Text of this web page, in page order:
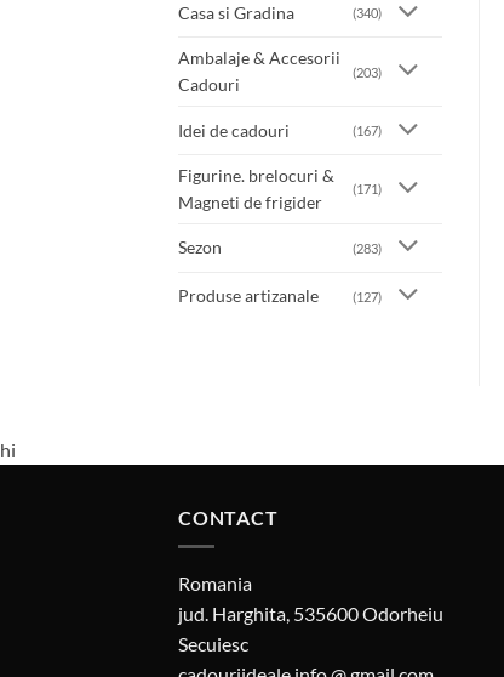
Casa si Gradina (340)
Ambalaje & Accesorii
Cadouri
(203)
Idei de cadouri (167)
Figurine. brelocuri &
Magneti de frigider
(171)
Sezon (283)
Produse artizanale (127)
hi
CONTACT
Romania
jud. Harghita, 535600 Odorheiu
Secuiesc